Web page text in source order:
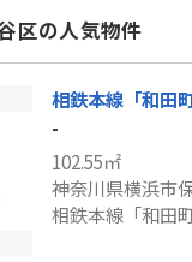
70.13㎡
神奈川県横浜市
区の人気物件
相鉄本線「和田
-
102.55㎡
神奈川県横浜市
相鉄本線「和田